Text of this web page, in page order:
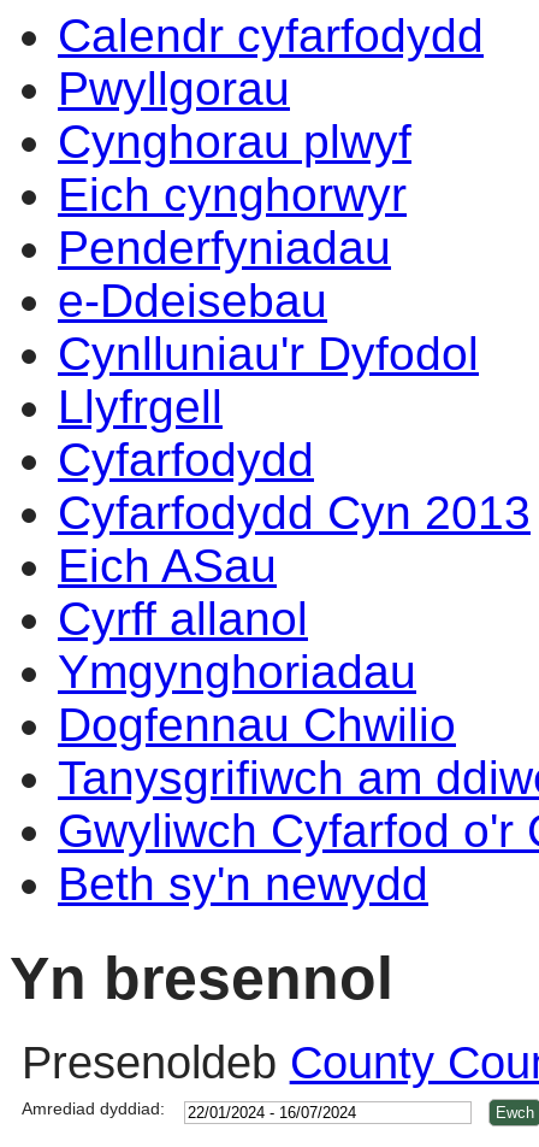
Calendr cyfarfodydd
Pwyllgorau
Cynghorau plwyf
Eich cynghorwyr
Penderfyniadau
e-Ddeisebau
Cynlluniau'r Dyfodol
Llyfrgell
Cyfarfodydd
Cyfarfodydd Cyn 2013
Eich ASau
Cyrff allanol
Ymgynghoriadau
Dogfennau Chwilio
Tanysgrifiwch am
Gwyliwch Cyfarfod o'r
Beth sy'n newydd
Yn bresennol
Presenoldeb County
Amrediad dyddiad:
17:00
17:00
17:00
17:00
17:00
16:00
17:0014:00
14:00
14:00